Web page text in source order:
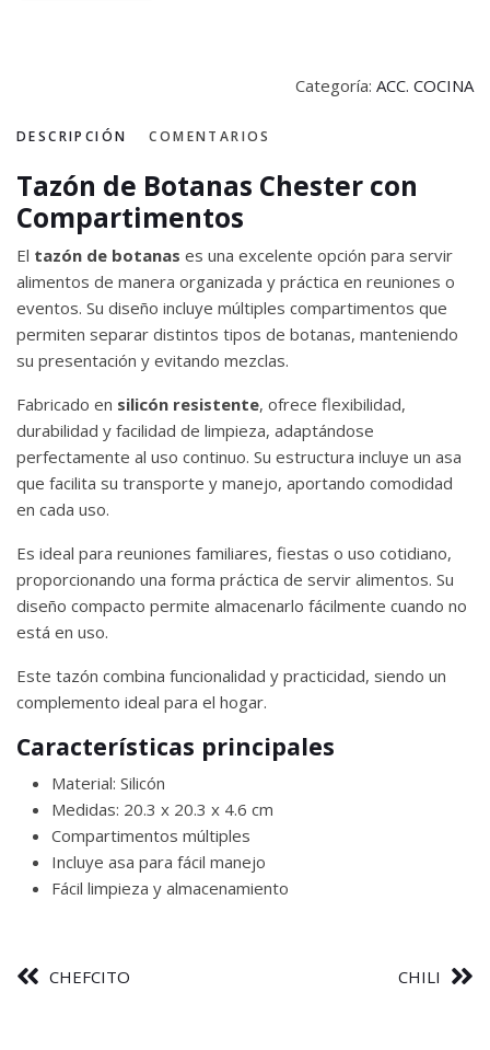
Categoría: ACC. COCINA
DESCRIPCIÓN COMENTARIOS
Tazón de Botanas Chester con
Compartimentos
El tazón de botanas es una excelente opción para servir
alimentos de manera organizada y práctica en reuniones o
eventos. Su diseño incluye múltiples compartimentos que
permiten separar distintos tipos de botanas, manteniendo
su presentación y evitando mezclas.
Fabricado en silicón resistente, ofrece flexibilidad,
durabilidad y facilidad de limpieza, adaptándose
perfectamente al uso continuo. Su estructura incluye un asa
que facilita su transporte y manejo, aportando comodidad
en cada uso.
Es ideal para reuniones familiares, fiestas o uso cotidiano,
proporcionando una forma práctica de servir alimentos. Su
diseño compacto permite almacenarlo fácilmente cuando no
está en uso.
Este tazón combina funcionalidad y practicidad, siendo un
complemento ideal para el hogar.
Características principales
Material: Silicón
Medidas: 20.3 x 20.3 x 4.6 cm
Compartimentos múltiples
Incluye asa para fácil manejo
Fácil limpieza y almacenamiento
CHEFCITO CHILI